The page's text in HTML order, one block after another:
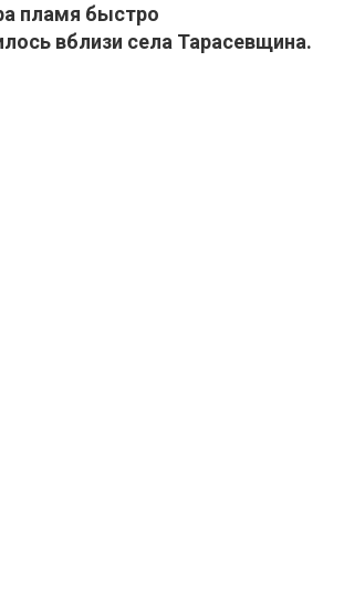
пламя быстро
вблизи села Тарасевщина.